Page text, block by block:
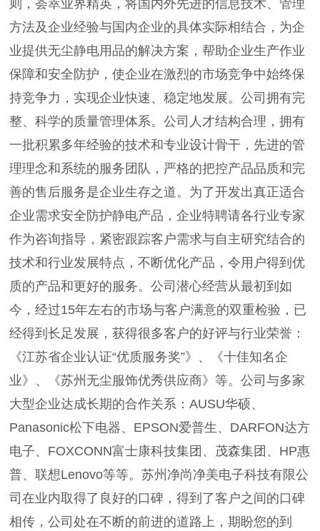
则，荟萃业界精英，将国内外先进的信息技术、管理
方法及企业经验与国内企业的具体实际相结合，为企
业提供无尘静电用品的解决方案，帮助企业生产作业
保障和安全防护，使企业在激烈的市场竞争中始终保
持竞争力，实现企业快速、稳定地发展。公司拥有完
整、科学的质量管理体系。公司人才结构合理，拥有
一批积累多年经验的技术和专业设计骨干，先进的管
理理念和系统的服务团队，严格的把控产品品质和完
善的售后服务是企业生存之道。为了开发出真正适合
企业需求安全防护静电产品，企业特聘请各行业专家
作为咨询指导，紧密跟踪客户需求与自主研究结合的
技术和行业发展特点，不断优化产品，令用户得到优
质的产品和更好的服务。公司潜心经营从最初到如
今，经过15年左右的市场与客户满意的双重检验，已
经得到长足发展，获得很多客户的好评与行业荣誉：
《江苏省企业认证“优质服务奖”》、《十佳知名企
业》、《苏州无尘服饰优秀供应商》等。公司与多家
大型企业达成长期的合作关系：AUSU华硕、
Panasonic松下电器、EPSON爱普生、DARFON达方
电子、FOXCONN富士康科技集团、茂森集团、HP惠
普、联想Lenovo等等。苏州净尚净美电子科技有限公
司在业内取得了良好的口碑，得到了客户之间的口碑
相传，公司处在不断的前进的道路上，期盼您的到